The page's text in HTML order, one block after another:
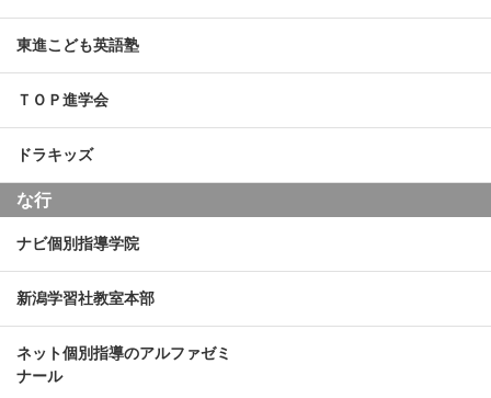
東進こども英語塾
ＴＯＰ進学会
ドラキッズ
な行
ナビ個別指導学院
新潟学習社教室本部
ネット個別指導のアルファゼミ
ナール